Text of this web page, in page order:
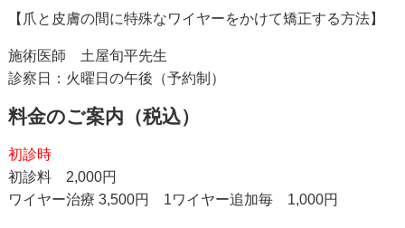
【爪と皮膚の間に特殊なワイヤーをかけて矯正する方法】
施術医師 土屋旬平先生
診察日：火曜日の午後（予約制）
料金のご案内（税込）
初診時
初診料 2,000円
ワイヤー治療 3,500円 1ワイヤー追加毎 1,000円